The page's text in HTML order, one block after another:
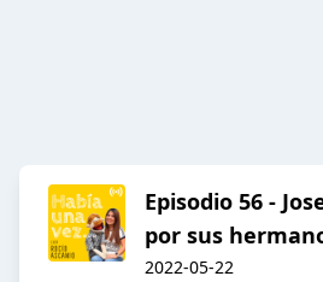
Episodio 56 -
por sus
2022-05-22